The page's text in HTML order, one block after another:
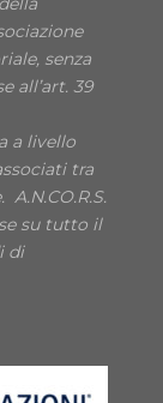
senza
all’art. 39
a livello
tra
su tutto il
di